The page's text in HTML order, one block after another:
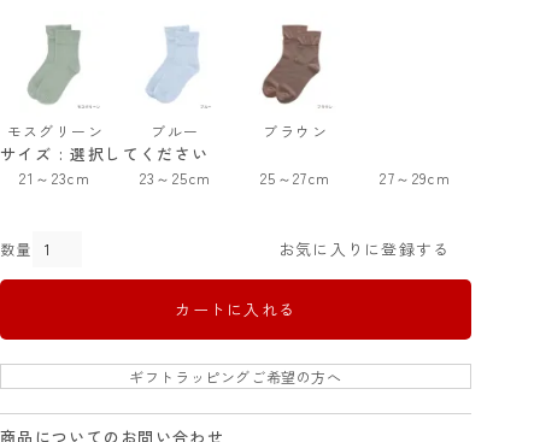
サイズ 選択してください
21～23cm 23～25cm 25～27cm 27～29cm
モスグリーン ブルー ブラウン
お気に入りに登録する
カートに入れる
ギフトラッピングご希望の方へ
商品についてのお問い合わせ